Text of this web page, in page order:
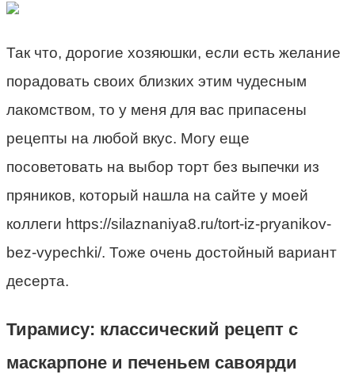
Так что, дорогие хозяюшки, если есть желание
порадовать своих близких этим чудесным
лакомством, то у меня для вас припасены
рецепты на любой вкус. Могу еще
посоветовать на выбор торт без выпечки из
пряников, который нашла на сайте у моей
коллеги https://silaznaniya8.ru/tort-iz-pryanikov-
bez-vypechki/. Тоже очень достойный вариант
десерта.
Тирамису: классический рецепт с
маскарпоне и печеньем савоярди